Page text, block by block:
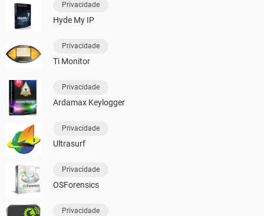
Privacidade
Hyde My IP
Privacidade
Ti Monitor
Privacidade
Ardamax Keylogger
Privacidade
Ultrasurf
Privacidade
OSForensics
Privacidade